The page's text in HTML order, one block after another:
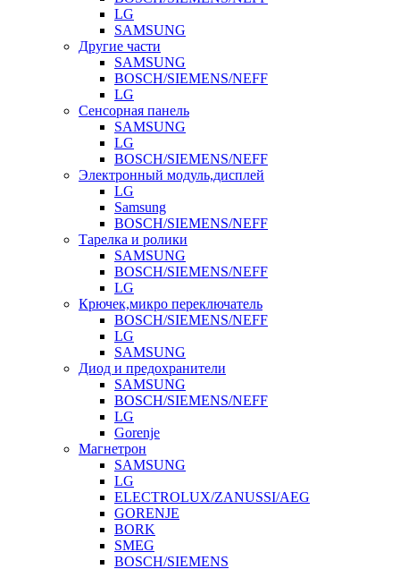
LG
SAMSUNG
Другие части
SAMSUNG
BOSCH/SIEMENS/NEFF
LG
Сенсорная панель
SAMSUNG
LG
BOSCH/SIEMENS/NEFF
Электронный модуль,дисплей
LG
Samsung
BOSCH/SIEMENS/NEFF
Тарелка и ролики
SAMSUNG
BOSCH/SIEMENS/NEFF
LG
Крючек,микро переключатель
BOSCH/SIEMENS/NEFF
LG
SAMSUNG
Диод и предохранители
SAMSUNG
BOSCH/SIEMENS/NEFF
LG
Gorenje
Магнетрон
SAMSUNG
LG
ELECTROLUX/ZANUSSI/AEG
GORENJE
BORK
SMEG
BOSCH/SIEMENS